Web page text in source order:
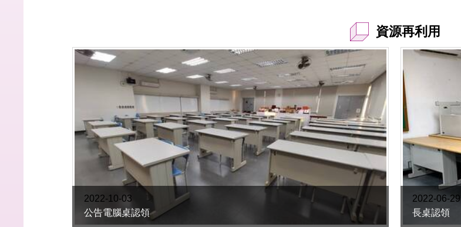
資源再利用
2022-10-03
公告電腦桌認領
2022-06-29
長桌認領